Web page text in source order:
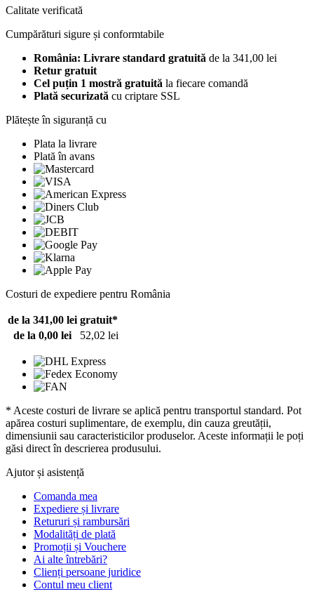
Calitate verificată
Cumpărături sigure și conformtabile
România: Livrare standard gratuită de la 341,00 lei
Retur gratuit
Cel puțin 1 mostră gratuită la fiecare comandă
Plată securizată cu criptare SSL
Plătește în siguranță cu
Plata la livrare
Plată în avans
Costuri de expediere pentru România
de la 341,00 lei gratuit*
de la 0,00 lei
52,02 lei
* Aceste costuri de livrare se aplică pentru transportul standard. Pot
apărea costuri suplimentare, de exemplu, din cauza greutății,
dimensiunii sau caracteristicilor produselor. Aceste informații le poți
găsi direct în descrierea produsului.
Ajutor și asistență
Comanda mea
Expediere și livrare
Retururi și rambursări
Modalități de plată
Promoții și Vouchere
Ai alte întrebări?
Clienți persoane juridice
Contul meu client